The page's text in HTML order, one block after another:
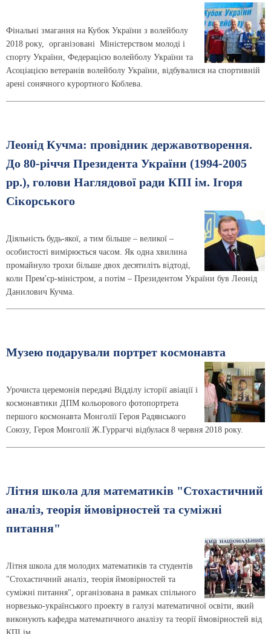
Фінальні змагання на Кубок України з волейболу
2018 року, організовані Міністерством молоді і
спорту України, Федерацією волейболу України та
Асоціацією ветеранів волейболу України, відбувалися на спортивній
арені сонячного курортного Коблева.
Леонід Кучма: провідник державотворення.
До 80-річчя Президента України (1994-2005
рр.), голови Наглядової ради КПІ ім. Ігоря
Сікорського
Діяльність будь-якої, а тим більше – великої –
особистості вимірюється часом. Як одна хвилина
промайнуло трохи більше двох десятиліть відтоді,
коли Прем'єр-міністром, а потім – Президентом України був Леонід
Данилович Кучма.
Музею подарували портрет космонавта
Урочиста церемонія передачі Відділу історії авіації і
космонавтики ДПМ кольорового фотопортрета
першого космонавта Монголії Героя Радянського
Союзу, Героя Монголії Ж.Гуррагчі відбулася 8 червня 2018 року.
Літня школа для математиків "Стохастичний
аналіз, теорія ймовірностей та суміжні
питання"
Літня школа для молодих математиків та студентів
"Стохастичний аналіз, теорія ймовірностей та
суміжні питання", організована в рамках спільного
норвезько-українського проекту в галузі математичної освіти, який
виконують кафедра математичного аналізу та теорії ймовірностей від